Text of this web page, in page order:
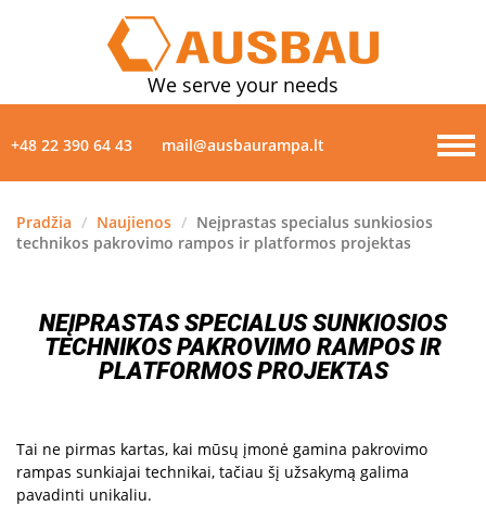
We serve your needs
+48 22 390 64 43 mail@ausbaurampa.lt
PRODUKTAI
NAUJIENOS
KONTAKTAI
Pradžia / Naujienos / Neįprastas specialus sunkiosios
technikos pakrovimo rampos ir platformos projektas
NEĮPRASTAS SPECIALUS SUNKIOSIOS
TECHNIKOS PAKROVIMO RAMPOS IR
PLATFORMOS PROJEKTAS
Tai ne pirmas kartas, kai mūsų įmonė gamina pakrovimo
rampas sunkiajai technikai, tačiau šį užsakymą galima
pavadinti unikaliu.